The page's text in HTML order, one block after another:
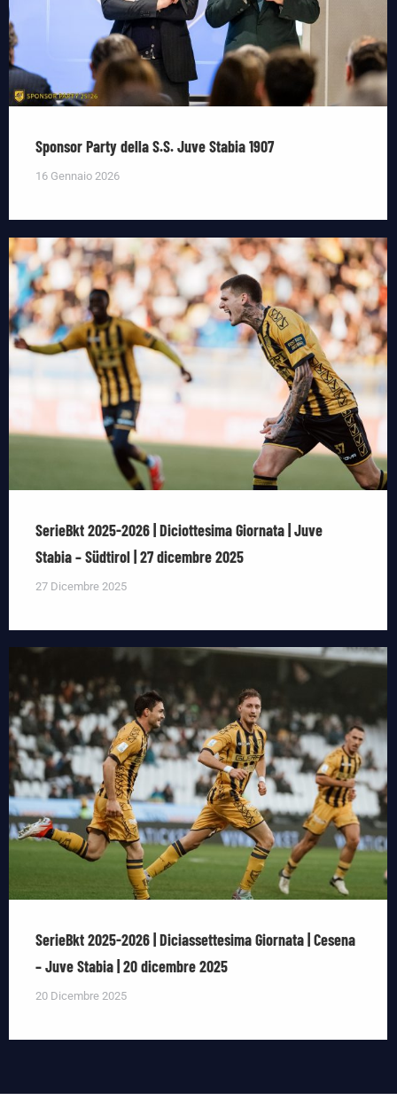
Sponsor Party della S.S. Juve Stabia 1907
16 Gennaio 2026
SerieBkt 2025-2026 | Diciottesima Giornata | Juve
Stabia – Südtirol | 27 dicembre 2025
27 Dicembre 2025
SerieBkt 2025-2026 | Diciassettesima Giornata | Cesena
– Juve Stabia | 20 dicembre 2025
20 Dicembre 2025